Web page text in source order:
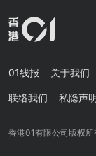
01线报 关于我们
联络我们 私隐声
香港01有限公司版权